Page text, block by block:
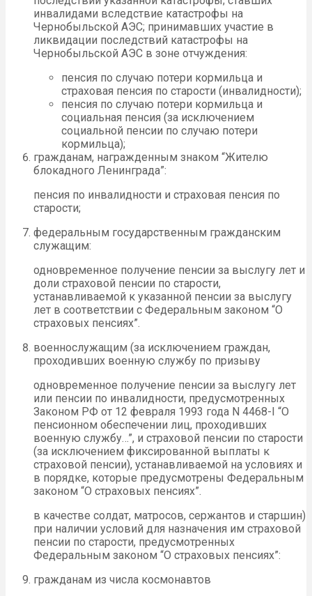
инвалидами вследствие катастрофы на
Чернобыльской АЭС; принимавших участие в
ликвидации последствий катастрофы на
Чернобыльской АЭС в зоне отчуждения:
пенсия по случаю потери кормильца и
страховая пенсия по старости (инвалидности);
пенсия по случаю потери кормильца и
социальная пенсия (за исключением
социальной пенсии по случаю потери
кормильца);
гражданам, награжденным знаком “Жителю
блокадного Ленинграда”:
пенсия по инвалидности и страховая пенсия по
старости;
федеральным государственным гражданским
служащим:
одновременное получение пенсии за выслугу лет и
доли страховой пенсии по старости,
устанавливаемой к указанной пенсии за выслугу
лет в соответствии с Федеральным законом “О
страховых пенсиях”.
военнослужащим (за исключением граждан,
проходивших военную службу по призыву
одновременное получение пенсии за выслугу лет
или пенсии по инвалидности, предусмотренных
Законом РФ от 12 февраля 1993 года N 4468-I “О
пенсионном обеспечении лиц, проходивших
военную службу…”, и страховой пенсии по старости
(за исключением фиксированной выплаты к
страховой пенсии), устанавливаемой на условиях и
в порядке, которые предусмотрены Федеральным
законом “О страховых пенсиях”.
в качестве солдат, матросов, сержантов и старшин)
при наличии условий для назначения им страховой
пенсии по старости, предусмотренных
Федеральным законом “О страховых пенсиях”:
гражданам из числа космонавтов